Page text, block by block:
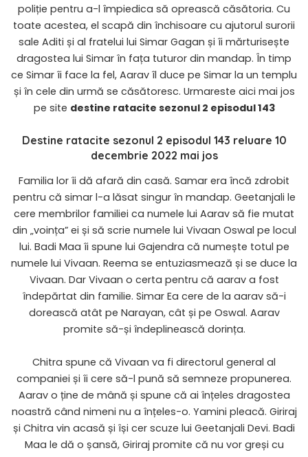
poliție pentru a-l împiedica să oprească căsătoria. Cu
toate acestea, el scapă din închisoare cu ajutorul surorii
sale Aditi și al fratelui lui Simar Gagan și îi mărturisește
dragostea lui Simar în fața tuturor din mandap. În timp
ce Simar îi face la fel, Aarav îl duce pe Simar la un templu
și în cele din urmă se căsătoresc. Urmareste aici mai jos
pe site destine ratacite sezonul 2 episodul 143
Destine ratacite sezonul 2 episodul 143 reluare 10
decembrie 2022 mai jos
Familia lor îi dă afară din casă. Samar era încă zdrobit
pentru că simar l-a lăsat singur în mandap. Geetanjali le
cere membrilor familiei ca numele lui Aarav să fie mutat
din „voința” ei și să scrie numele lui Vivaan Oswal pe locul
lui. Badi Maa îi spune lui Gajendra că numește totul pe
numele lui Vivaan. Reema se entuziasmează și se duce la
Vivaan. Dar Vivaan o certa pentru că aarav a fost
îndepărtat din familie. Simar Ea cere de la aarav să-i
dorească atât pe Narayan, cât și pe Oswal. Aarav
promite să-și îndeplinească dorința.
Chitra spune că Vivaan va fi directorul general al
companiei și îi cere să-l pună să semneze propunerea.
Aarav o ține de mână și spune că ai înțeles dragostea
noastră când nimeni nu a înțeles-o. Yamini pleacă. Giriraj
și Chitra vin acasă și își cer scuze lui Geetanjali Devi. Badi
Maa le dă o șansă, Giriraj promite că nu vor greși cu